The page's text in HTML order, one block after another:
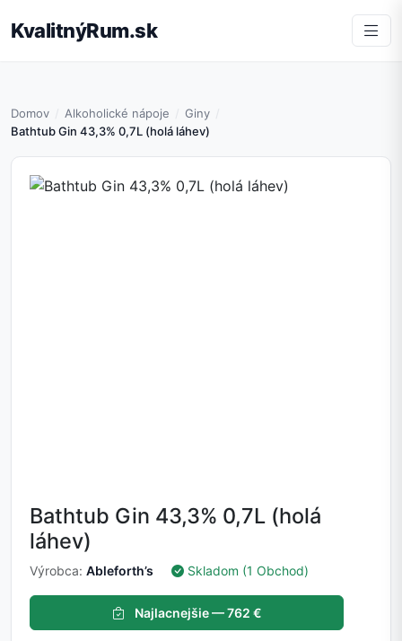
KvalitnýRum.sk
Domov Alkoholické nápoje
Giny
Bathtub Gin 43,3% 0,7L (holá láhev)
Bathtub Gin 43,3% 0,7L (holá
láhev)
Výrobca: Ableforth’s Skladom (1 Obchod)
Najlacnejšie — 762 €